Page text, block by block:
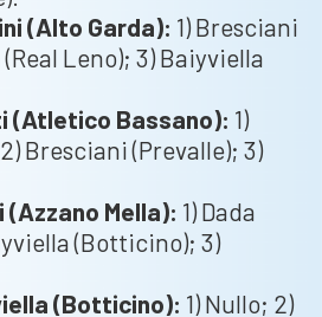
(Alto Garda): 1) Bresciani
Leno); 3) Baiyviella
(Atletico Bassano): 1)
Bresciani (Prevalle); 3)
Mella): 1) Dada
(Botticino); 3)
(Botticino): 1) Nullo; 2)